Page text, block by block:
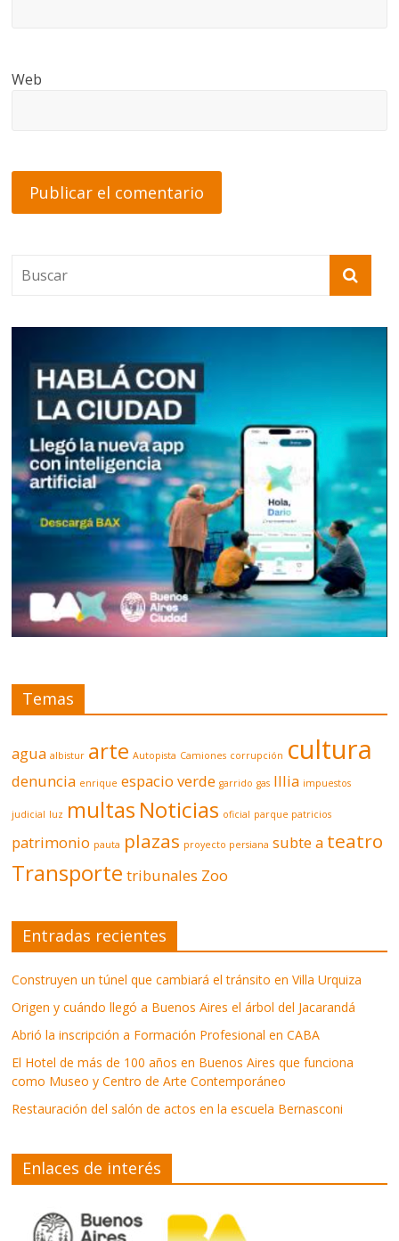
Web
Temas
agua albistur arte Autopista Camiones corrupción cultura
denuncia enrique espacio verde garrido gas Illia impuestos
judicial luz multas Noticias oficial parque patricios
patrimonio pauta plazas proyecto persiana subte a teatro
Transporte tribunales Zoo
Entradas recientes
Construyen un túnel que cambiará el tránsito en Villa Urquiza
Origen y cuándo llegó a Buenos Aires el árbol del Jacarandá
Abrió la inscripción a Formación Profesional en CABA
El Hotel de más de 100 años en Buenos Aires que funciona
como Museo y Centro de Arte Contemporáneo
Restauración del salón de actos en la escuela Bernasconi
Enlaces de interés